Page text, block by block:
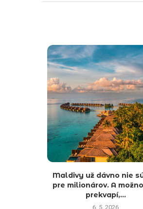
Maldivy už dávno nie
pre milionárov. A
prekvapí,...
6. 5. 2026